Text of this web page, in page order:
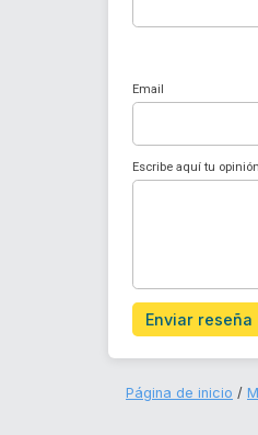
Email
Escribe aquí tu
Enviar reseña
Página de inicio